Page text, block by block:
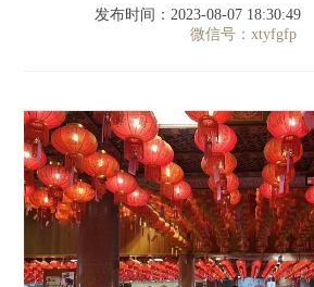
发布时间：2023-08-07 18:30:49
微信号：xtyfgfp